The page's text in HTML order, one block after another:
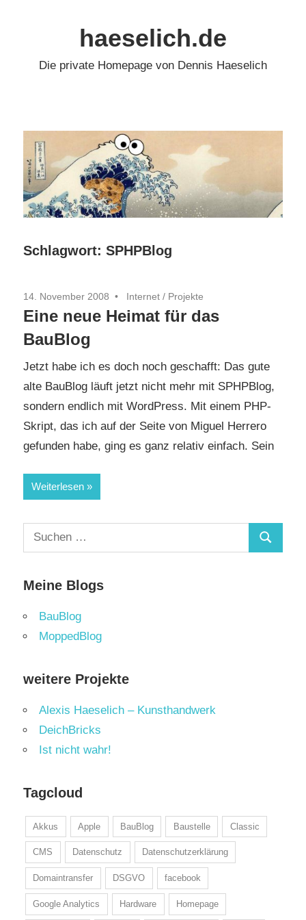
haeselich.de
Die private Homepage von Dennis Haeselich
Schlagwort: SPHPBlog
14. November 2008 Internet / Projekte
Eine neue Heimat für das
BauBlog
Jetzt habe ich es doch noch geschafft: Das gute
alte BauBlog läuft jetzt nicht mehr mit SPHPBlog,
sondern endlich mit WordPress. Mit einem PHP-
Skript, das ich auf der Seite von Miguel Herrero
gefunden habe, ging es ganz relativ einfach. Sein
Weiterlesen
Suchen
nach:
Suchen
Meine Blogs
BauBlog
MoppedBlog
weitere Projekte
Alexis Haeselich – Kunsthandwerk
DeichBricks
Ist nicht wahr!
Tagcloud
Akkus Apple BauBlog Baustelle Classic
CMS Datenschutz Datenschutzerklärung
Domaintransfer DSGVO facebook
Google Analytics Hardware Homepage